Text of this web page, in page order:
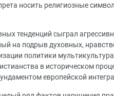
носить религиозные
тенденций сыграл
на подрыв духовных,
политики
в историческом
европейской